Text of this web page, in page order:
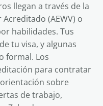
llegan a través de la
(AEWV) o
habilidades. Tus
tu visa, y algunas
formal. Los
para contratar
orientación sobre
de trabajo,